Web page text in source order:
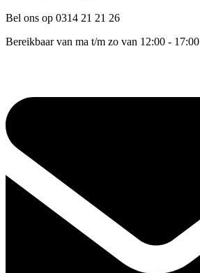
Bel ons op 0314 21 21 26
Bereikbaar van ma t/m zo van 12:00 - 17:00